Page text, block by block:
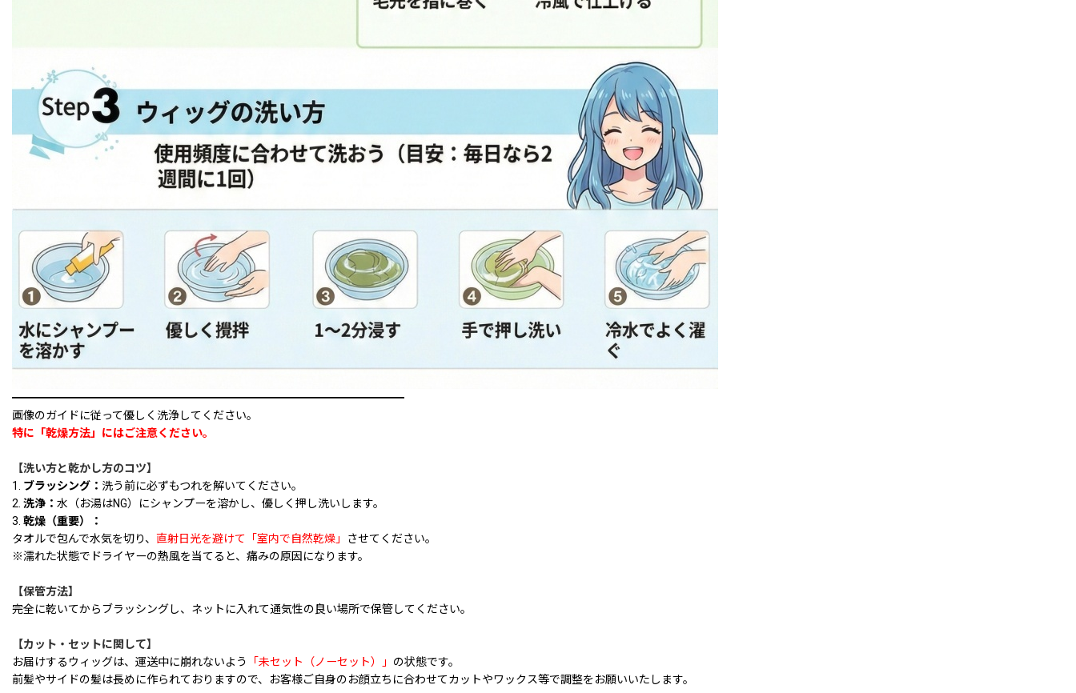
━━━━━━━━━━━━━━━━━━━━━━━━━━━━━━━━━━━
画像のガイドに従って優しく洗浄してください。
特に「乾燥方法」にはご注意ください。
【洗い方と乾かし方のコツ】
1. ブラッシング： 洗う前に必ずもつれを解いてください。
2. 洗浄： 水（お湯はNG）にシャンプーを溶かし、優しく押し洗いします。
3. 乾燥（重要）：
タオルで包んで水気を切り、 直射日光を避けて「室内で自然乾燥」
させてください。
※濡れた状態でドライヤーの熱風を当てると、痛みの原因になります。
【保管方法】
完全に乾いてからブラッシングし、ネットに入れて通気性の良い場所で保管してください。
【カット・セットに関して】
お届けするウィッグは、運送中に崩れないよう
「未セット（ノーセット）」 の状態です。
前髪やサイドの髪は長めに作られておりますので、お客様ご自身のお顔立ちに合わせてカットやワックス等で調整をお願いいたします。